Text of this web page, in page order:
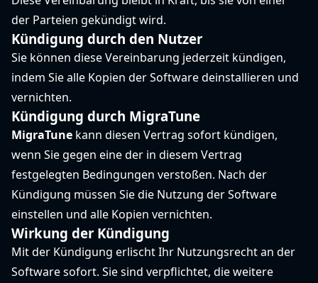
der Parteien gekündigt wird.
Kündigung durch den Nutzer
Sie können diese Vereinbarung jederzeit kündigen,
indem Sie alle Kopien der Software deinstallieren und
vernichten.
Kündigung durch MigraTune
MigraTune kann diesen Vertrag sofort kündigen,
wenn Sie gegen eine der in diesem Vertrag
festgelegten Bedingungen verstoßen. Nach der
Kündigung müssen Sie die Nutzung der Software
einstellen und alle Kopien vernichten.
Wirkung der Kündigung
Mit der Kündigung erlischt Ihr Nutzungsrecht an der
Software sofort. Sie sind verpflichtet, die weitere